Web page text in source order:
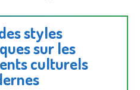
styles
sur les
culturels